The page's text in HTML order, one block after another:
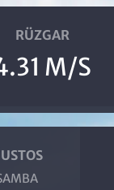
RÜZGAR
M/S